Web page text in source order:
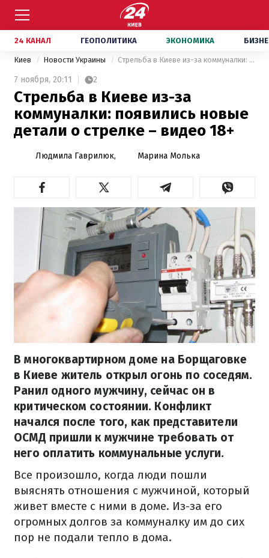
24 КАНАЛ ГЕОПОЛИТИКА ЭКОНОМИКА
Киев Новости Украины Стрельба в Киеве из-за коммуналки: появились новые детали о стрелке – видео 18+
7 ноября, 20:11 2
Стрельба в Киеве из-за
коммуналки: появились новые
детали о стрелке – видео 18+
Людмила Гаврилюк, Марина Молька
В многоквартирном доме на Борщаговке
в Киеве житель открыл огонь по соседям.
Ранил одного мужчину, сейчас он в
критическом состоянии. Конфликт
начался после того, как представители
ОСМД пришли к мужчине требовать от
него оплатить коммунальные услуги.
Все произошло, когда люди пошли
выяснять отношения с мужчиной, который
живет вместе с ними в доме. Из-за его
огромных долгов за коммуналку им до сих
пор не подали тепло в дома.